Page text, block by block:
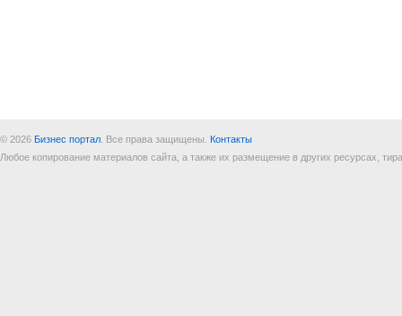
© 2026 Бизнес портал . Все права защищены. Контакты
Любое копирование материалов сайта, а также их размещение в других ресурсах,